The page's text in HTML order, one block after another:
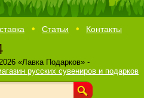
Статьи Контакты
«Лавка Подарков» -
русских сувениров и подарков